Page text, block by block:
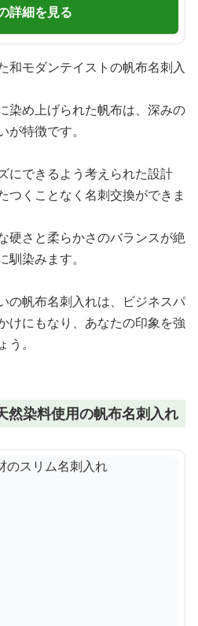
詳細を見る
和モダンテイストの帆布名刺入
染め上げられた帆布は、深みの
特徴です。
にできるよう考えられた設計
つくことなく名刺交換ができま
硬さと柔らかさのバランスが絶
染みます。
の帆布名刺入れは、ビジネスパ
けにもなり、あなたの印象を強
。
然染料使用の帆布名刺入れ